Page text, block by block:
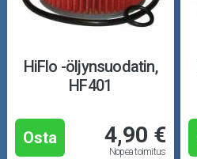
HiFlo -öljynsuodatin,
HF401
Osta 4,90 €
Nopea toimitus